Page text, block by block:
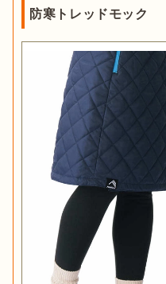
防寒トレッドモック